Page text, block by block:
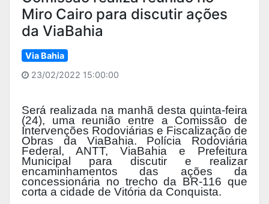
Miro Cairo para discutir ações
da ViaBahia
Via Bahia
23/02/2022 15:00:00
Será realizada na manhã desta quinta-feira
(24), uma reunião entre a Comissão de
Intervenções Rodoviárias e Fiscalização de
Obras da ViaBahia. Polícia Rodoviária
Federal, ANTT, ViaBahia e Prefeitura
Municipal para discutir e realizar
encaminhamentos das ações da
concessionária no trecho da BR-116 que
corta a cidade de Vitória da Conquista.